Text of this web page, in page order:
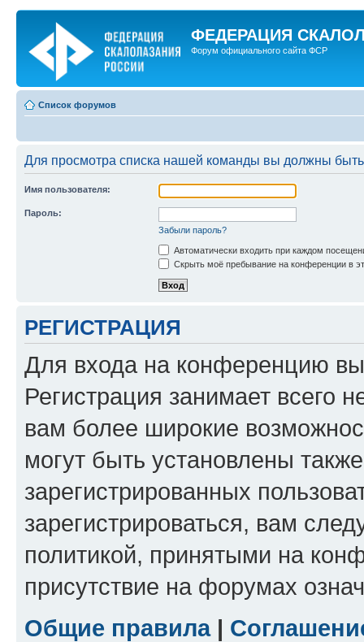
ФЕДЕРАЦИЯ
Форум официального сайта ФСР
Список форумов
Для просмотра списка нашей команды вы должны
Имя пользователя:
Пароль:
Забыли пароль?
Автоматически входить при каждом
Скрыть моё пребывание на конференции в
РЕГИСТРАЦИЯ
Для входа на конференцию
Регистрация занимает всего
вам более широкие
могут быть установлены
зарегистрированных
зарегистрироваться, вам
политикой, принятыми на
присутствие на форумах
Общие правила|